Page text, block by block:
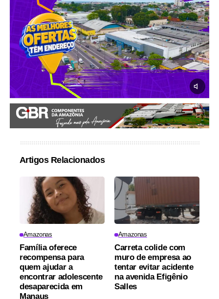
Artigos Relacionados
Amazonas
Família oferece
recompensa para
quem ajudar a
encontrar adolescente
desaparecida em
Manaus
Amazonas
Carreta colide com
muro de empresa ao
tentar evitar acidente
na avenida Efigênio
Salles